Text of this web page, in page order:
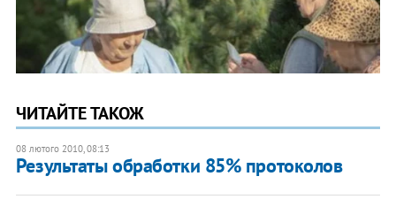
ЧИТАЙТЕ ТАКОЖ
08 лютого 2010, 08:13
Результаты обработки 85% протоколов